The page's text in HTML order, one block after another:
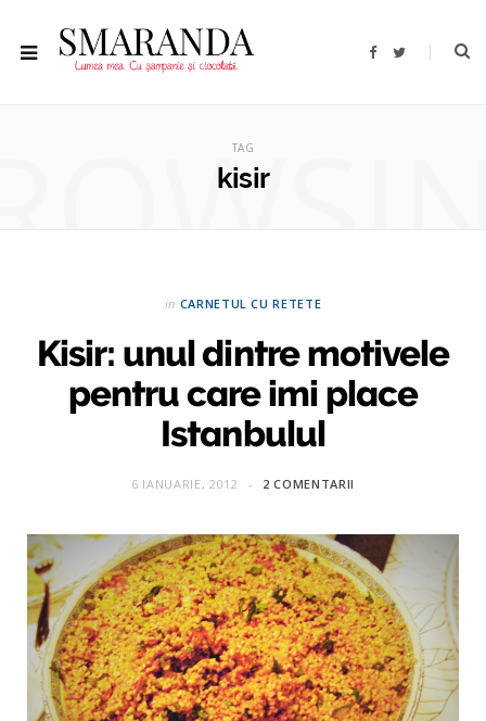
F
T
TAG
kisir
in CARNETUL CU RETETE
Kisir: unul dintre motivele
pentru care imi place
Istanbulul
6 IANUARIE, 2012 2 COMENTARII